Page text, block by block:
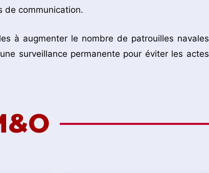
de communication.
à augmenter le nombre de patrouilles navales
surveillance permanente pour éviter les actes